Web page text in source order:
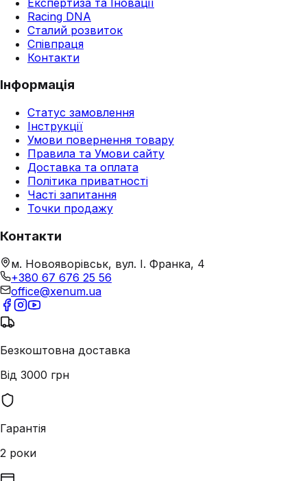
Racing DNA
Сталий розвиток
Співпраця
Контакти
Інформація
Статус замовлення
Інструкції
Умови повернення товару
Правила та Умови сайту
Доставка та оплата
Політика приватності
Часті запитання
Точки продажу
Контакти
м. Новояворівськ, вул. І. Франка, 4
+380 67 676 25 56
office@xenum.ua
Безкоштовна доставка
Від 3000 грн
Гарантія
2 роки